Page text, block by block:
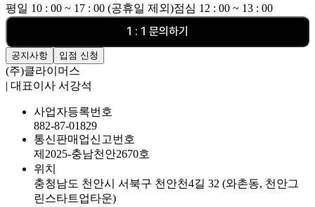
평일 10 : 00 ~ 17 : 00 (공휴일 제외)점심 12 : 00 ~ 13 : 00
1 : 1 문의하기
공지사항 입점 신청
(주)클라이머스
| 대표이사 서강석
사업자등록번호
882-87-01829
통신판매업신고번호
제2025-충남천안2670호
위치
충청남도 천안시 서북구 천안천4길 32 (와촌동, 천안그
린스타트업타운)